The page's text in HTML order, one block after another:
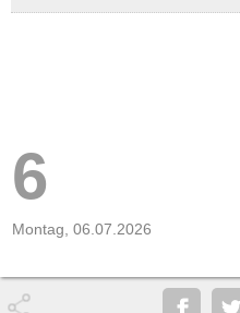
6
Montag, 06.07.2026